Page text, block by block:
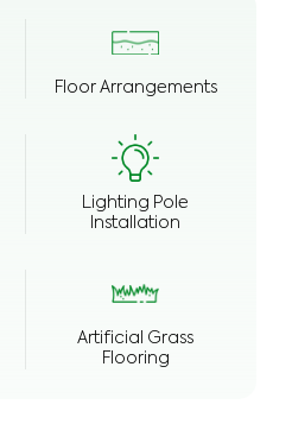
Floor Arrangements
Lighting Pole
Installation
Artificial Grass
Flooring